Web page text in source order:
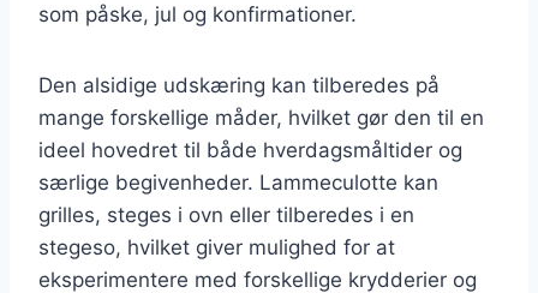
som påske, jul og konfirmationer.
Den alsidige udskæring kan tilberedes på
mange forskellige måder, hvilket gør den til en
ideel hovedret til både hverdagsmåltider og
særlige begivenheder. Lammeculotte kan
grilles, steges i ovn eller tilberedes i en
stegeso, hvilket giver mulighed for at
eksperimentere med forskellige krydderier og